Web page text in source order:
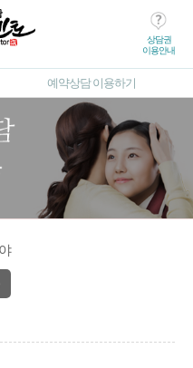
상담권
이용안내
예약상담 이용하기